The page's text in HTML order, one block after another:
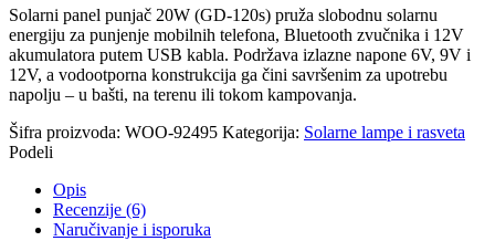
Solarni panel punjač 20W (GD-120s) pruža slobodnu solarnu
energiju za punjenje mobilnih telefona, Bluetooth zvučnika i 12V
akumulatora putem USB kabla. Podržava izlazne napone 6V, 9V i
12V, a vodootporna konstrukcija ga čini savršenim za upotrebu
napolju – u bašti, na terenu ili tokom kampovanja.
Šifra proizvoda: WOO-92495 Kategorija: Solarne lampe i rasveta
Podeli
Opis
Recenzije (6)
Naručivanje i isporuka